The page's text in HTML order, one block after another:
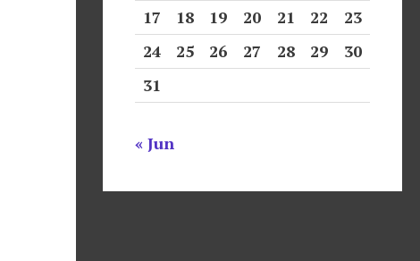
17
18 19 20 21 22
23
24
25 26 27 28 29
30
31
« Jun